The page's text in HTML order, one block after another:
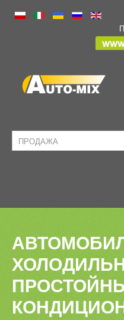
ТРАНСПОРТ